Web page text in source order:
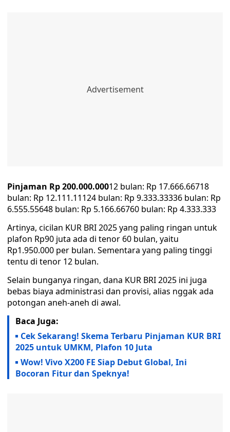
Pinjaman Rp 200.000.00012 bulan: Rp 17.666.66718
bulan: Rp 12.111.11124 bulan: Rp 9.333.33336 bulan: Rp
6.555.55648 bulan: Rp 5.166.66760 bulan: Rp 4.333.333
Artinya, cicilan KUR BRI 2025 yang paling ringan untuk
plafon Rp90 juta ada di tenor 60 bulan, yaitu
Rp1.950.000 per bulan. Sementara yang paling tinggi
tentu di tenor 12 bulan.
Selain bunganya ringan, dana KUR BRI 2025 ini juga
bebas biaya administrasi dan provisi, alias nggak ada
potongan aneh-aneh di awal.
Baca Juga:
Cek Sekarang! Skema Terbaru Pinjaman KUR BRI
2025 untuk UMKM, Plafon 10 Juta
Wow! Vivo X200 FE Siap Debut Global, Ini
Bocoran Fitur dan Speknya!